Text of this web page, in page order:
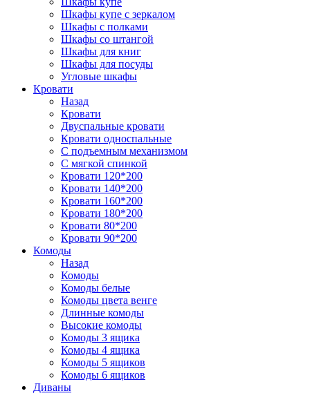
Шкафы купе с зеркалом
Шкафы с полками
Шкафы со штангой
Шкафы для книг
Шкафы для посуды
Угловые шкафы
Кровати
Назад
Кровати
Двуспальные кровати
Кровати односпальные
С подъемным механизмом
С мягкой спинкой
Кровати 120*200
Кровати 140*200
Кровати 160*200
Кровати 180*200
Кровати 80*200
Кровати 90*200
Комоды
Назад
Комоды
Комоды белые
Комоды цвета венге
Длинные комоды
Высокие комоды
Комоды 3 ящика
Комоды 4 ящика
Комоды 5 ящиков
Комоды 6 ящиков
Диваны